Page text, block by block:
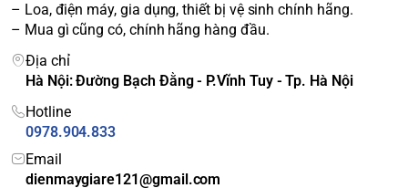
– Loa, điện máy, gia dụng, thiết bị vệ sinh chính hãng.
– Mua gì cũng có, chính hãng hàng đầu.
Địa chỉ
Hà Nội: Đường Bạch Đằng - P.Vĩnh Tuy - Tp. Hà Nội
Hotline
0978.904.833
Email
dienmaygiare121@gmail.com